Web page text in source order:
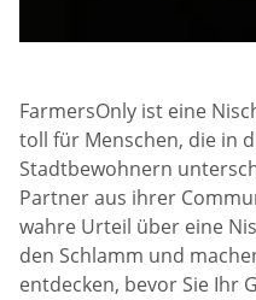
FarmersOnly ist eine
toll für Menschen, die in
Stadtbewohnern
Partner aus ihrer
wahre Urteil über eine
den Schlamm und
entdecken, bevor Sie Ihr